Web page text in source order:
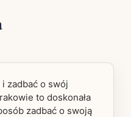
zadbać o swój
to doskonała
zadbać o swoją